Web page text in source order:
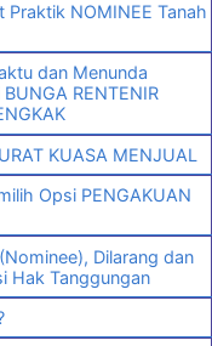
NOMINEE Tanah
dan Menunda
RENTENIR
KUASA MENJUAL
Opsi PENGAKUAN
Dilarang dan
Hak Tanggungan